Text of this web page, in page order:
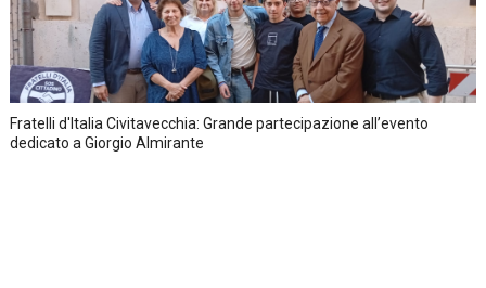
Fratelli d'Italia Civitavecchia: Grande partecipazione all’evento
dedicato a Giorgio Almirante